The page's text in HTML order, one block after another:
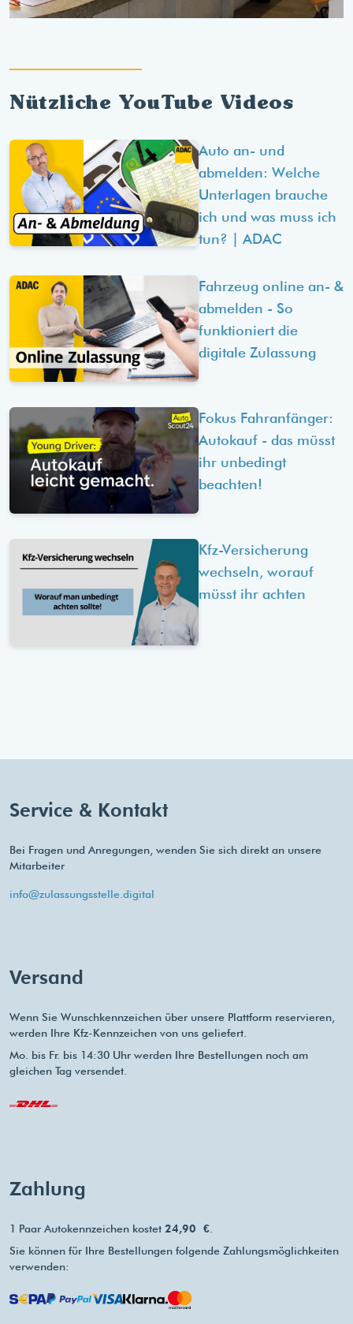
Nützliche YouTube Videos
Auto an- und
abmelden: Welche
Unterlagen brauche
ich und was muss ich
tun? | ADAC
Fahrzeug online an- &
abmelden - So
funktioniert die
digitale Zulassung
Fokus Fahranfänger:
Autokauf - das müsst
ihr unbedingt
beachten!
Kfz-Versicherung
wechseln, worauf
müsst ihr achten
Service & Kontakt
Bei Fragen und Anregungen, wenden Sie sich direkt an unsere
Mitarbeiter
info@zulassungsstelle.digital
Versand
Wenn Sie Wunschkennzeichen über unsere Plattform reservieren,
werden Ihre Kfz-Kennzeichen von uns geliefert.
Mo. bis Fr. bis 14:30 Uhr werden Ihre Bestellungen noch am
gleichen Tag versendet.
Zahlung
1 Paar Autokennzeichen kostet 24,90 €
Sie können für Ihre Bestellungen folgende Zahlungsmöglichkeiten
verwenden: